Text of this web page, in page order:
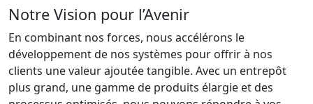
Notre Vision pour l’Avenir
En combinant nos forces, nous accélérons le
développement de nos systèmes pour offrir à nos
clients une valeur ajoutée tangible. Avec un entrepôt
plus grand, une gamme de produits élargie et des